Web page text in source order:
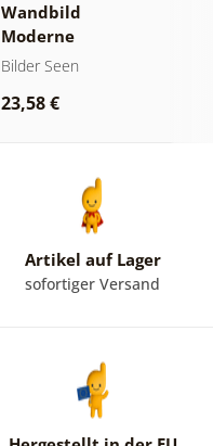
Wandbild
Moderne
Abstraktion mit
Bilder Seen
23,58 €
Artikel auf Lager
sofortiger Versand